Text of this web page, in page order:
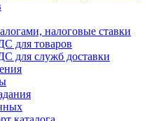
налоговые ставки
для товаров
для служб доставки